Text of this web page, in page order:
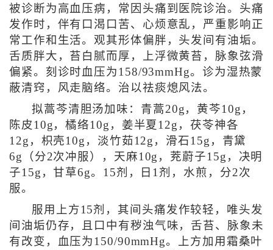
被诊断为高血压病，常因头痛到医院诊治。头痛
发作时，伴有口渴口苦、心烦意乱，严重影响正
常工作和生活。观其形体偏胖，头发间有油垢。
舌质胖大，苔白腻而厚，上浮微黄苔，脉象弦滑
偏紧。刻诊时血压为158/93mmHg。诊为湿热蒙
蔽清窍，风走脑络。治以祛痰熄风法。
拟蒿芩清胆汤加味：青蒿20g，黄芩10g，
陈皮10g，橘络10g，姜半夏12g，茯苓神各
12g，枳壳10g，淡竹茹12g，滑石15g，青黛
6g（分2次冲服），天麻10g，茺蔚子15g，决明
子15g，甘草6g。15剂，日1剂，水煎，分2次
服。
服用上方15剂，其间头痛发作较轻，唯头发
间油垢仍存，且口中有秽浊气味，舌苔、脉象未
有改变，血压为150/90mmHg。上方加用霜桑叶